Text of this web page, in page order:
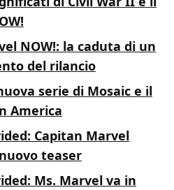
NOW!: la caduta di un
del rilancio
serie di Mosaic e il
America
Capitan Marvel
teaser
Ms. Marvel va in